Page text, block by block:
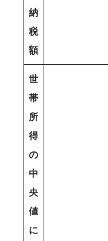
納
税
額
世
帯
所
得
の
中
央
値
に